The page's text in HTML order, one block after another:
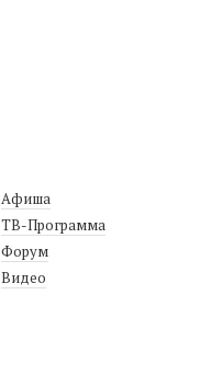
Афиша
ТВ-Программа
Форум
Видео